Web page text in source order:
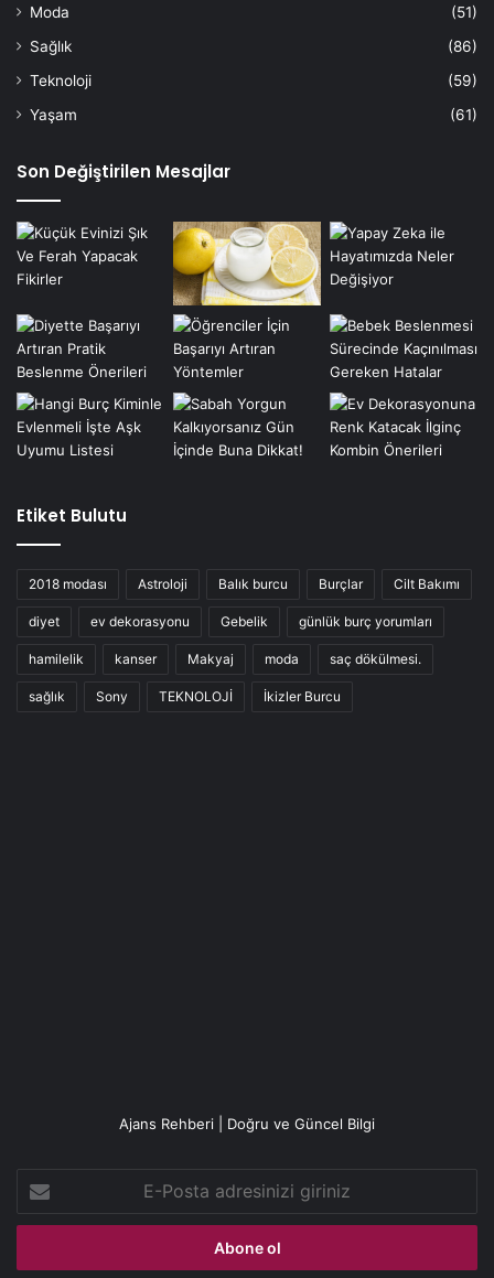
Moda
(51)
Sağlık
(86)
Teknoloji
(59)
Yaşam
(61)
Son Değiştirilen Mesajlar
Etiket Bulutu
2018 modası Astroloji Balık burcu Burçlar Cilt Bakımı
diyet ev dekorasyonu Gebelik günlük burç yorumları
hamilelik kanser Makyaj moda saç dökülmesi.
sağlık Sony TEKNOLOJİ İkizler Burcu
Ajans Rehberi | Doğru ve Güncel Bilgi
Posta
adresinizi